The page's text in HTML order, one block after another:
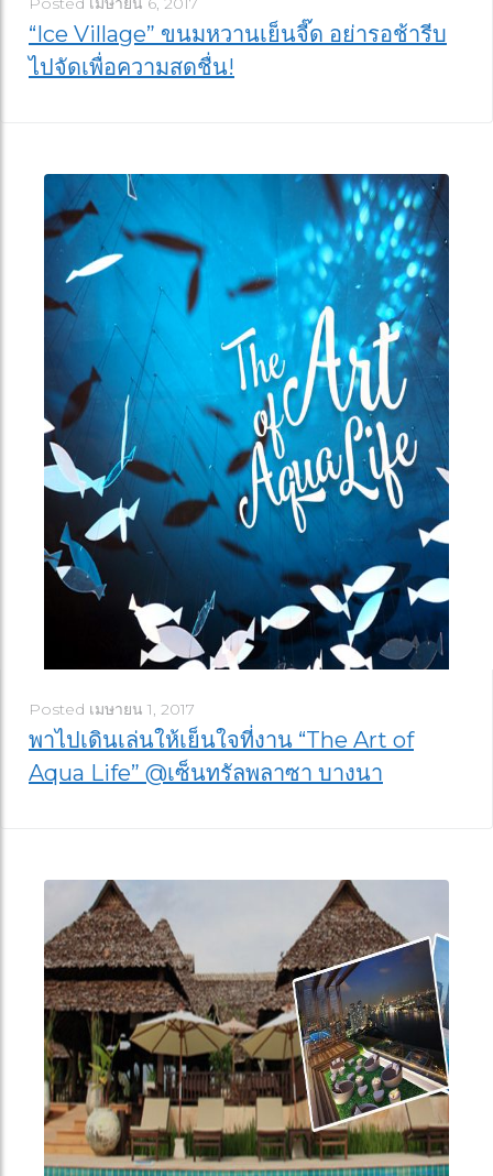
“Ice Village” ขนมหวานเย็นจี๊ด อย่ารอช้ารีบ
ไปจัดเพื่อความสดชื่น!
Posted เมษายน 1, 2017
พาไปเดินเล่นให้เย็นใจที่งาน “The Art of
Aqua Life” @เซ็นทรัลพลาซา บางนา